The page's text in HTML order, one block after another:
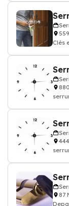
Clés
87